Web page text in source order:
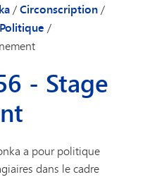
/Circonscription/
Politique /
- Stage
a pour politique
dans le cadre